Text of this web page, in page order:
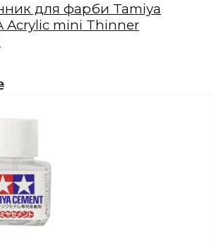
для фарби Tamiya
Acrylic mini Thinner